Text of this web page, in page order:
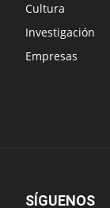
Cultura
Investigación
Empresas
SÍGUENOS